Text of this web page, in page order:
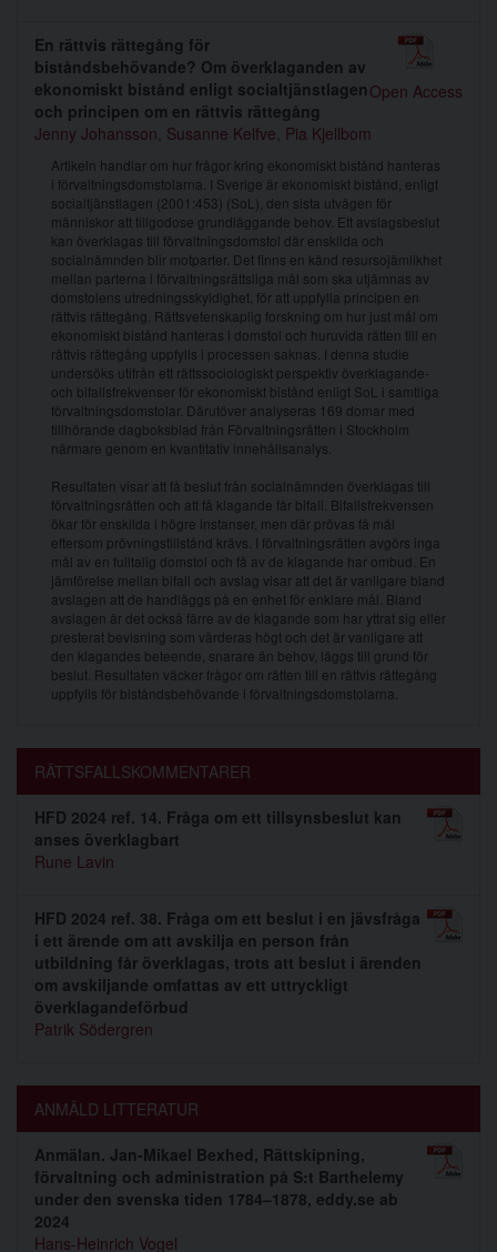
Open Access
En rättvis rättegång för
biståndsbehövande? Om överklaganden av
ekonomiskt bistånd enligt socialtjänstlagen
och principen om en rättvis rättegång
Jenny Johansson, Susanne Kelfve, Pia Kjellbom
Artikeln handlar om hur frågor kring ekonomiskt bistånd hanteras
i förvaltningsdomstolarna. I Sverige är ekonomiskt bistånd, enligt
socialtjänstlagen (2001:453) (SoL), den sista utvägen för
människor att tillgodose grundläggande behov. Ett avslagsbeslut
kan överklagas till förvaltningsdomstol där enskilda och
socialnämnden blir motparter. Det finns en känd resursojämlikhet
mellan parterna i förvaltningsrättsliga mål som ska utjämnas av
domstolens utredningsskyldighet, för att uppfylla principen en
rättvis rättegång. Rättsvetenskaplig forskning om hur just mål om
ekonomiskt bistånd hanteras i domstol och huruvida rätten till en
rättvis rättegång uppfylls i processen saknas. I denna studie
undersöks utifrån ett rättssociologiskt perspektiv överklagande-
och bifallsfrekvenser för ekonomiskt bistånd enligt SoL i samtliga
förvaltningsdomstolar. Därutöver analyseras 169 domar med
tillhörande dagboksblad från Förvaltningsrätten i Stockholm
närmare genom en kvantitativ innehållsanalys.
Resultaten visar att få beslut från socialnämnden överklagas till
förvaltningsrätten och att få klagande får bifall. Bifallsfrekvensen
ökar för enskilda i högre instanser, men där prövas få mål
eftersom prövningstillstånd krävs. I förvaltningsrätten avgörs inga
mål av en fulltalig domstol och få av de klagande har ombud. En
jämförelse mellan bifall och avslag visar att det är vanligare bland
avslagen att de handläggs på en enhet för enklare mål. Bland
avslagen är det också färre av de klagande som har yttrat sig eller
presterat bevisning som värderas högt och det är vanligare att
den klagandes beteende, snarare än behov, läggs till grund för
beslut. Resultaten väcker frågor om rätten till en rättvis rättegång
uppfylls för biståndsbehövande i förvaltningsdomstolarna.
RÄTTSFALLSKOMMENTARER
HFD 2024 ref. 14. Fråga om ett tillsynsbeslut kan
anses överklagbart
Rune Lavin
HFD 2024 ref. 38. Fråga om ett beslut i en jävsfråga
i ett ärende om att avskilja en person från
utbildning får överklagas, trots att beslut i ärenden
om avskiljande omfattas av ett uttryckligt
överklagandeförbud
Patrik Södergren
ANMÄLD LITTERATUR
Anmälan. Jan-Mikael Bexhed, Rättskipning,
förvaltning och administration på S:t Barthelemy
under den svenska tiden 1784–1878, eddy.se ab
2024
Hans-Heinrich Vogel